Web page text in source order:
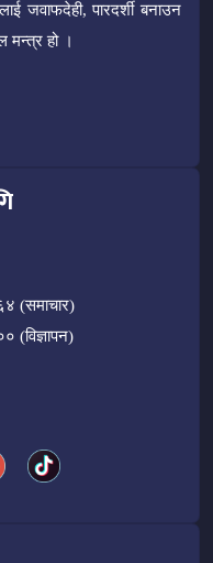
जवाफदेही, पारदर्शी बनाउन
मन्त्र हो ।
(समाचार)